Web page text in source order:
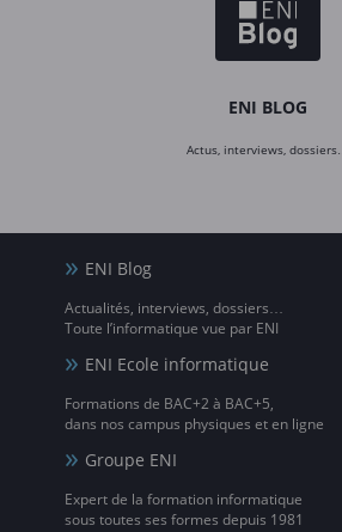
ENI BLOG
Actus, interviews, dossiers…
ENI Blog
Actualités, interviews, dossiers…
Toute l’informatique vue par ENI
ENI Ecole informatique
Formations de BAC+2 à BAC+5,
dans nos campus physiques et en ligne
Groupe ENI
Expert de la formation informatique
sous toutes ses formes depuis 1981